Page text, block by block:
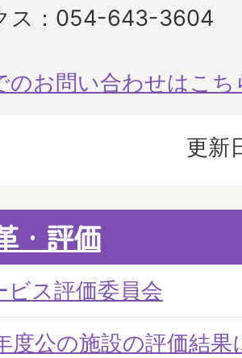
ス：054-643-3604
のお問い合わせはこち
更新
・評価
ビス評価委員会
度公の施設の評価結果